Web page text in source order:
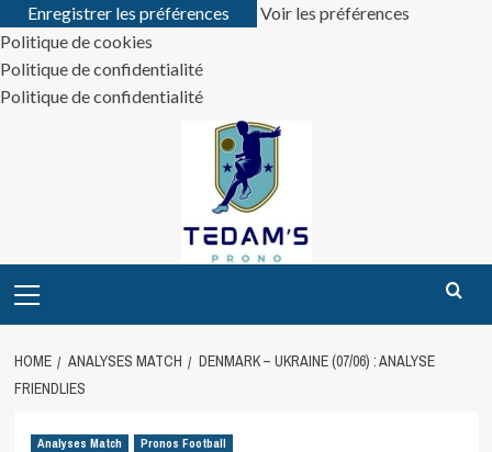
Enregistrer les préférences
Voir les préférences
Politique de cookies
Politique de confidentialité
Politique de confidentialité
Menu
HOME ANALYSES MATCH
DENMARK – UKRAINE (07/06) : ANALYSE
FRIENDLIES
Analyses Match Pronos Football